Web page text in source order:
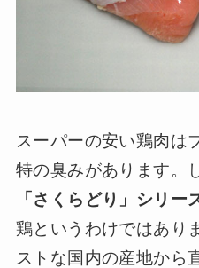
スーパーの安い鶏肉は
特の臭みがあります。
「さくらどり」シリー
鶏というわけではあり
ストな国内の産地から